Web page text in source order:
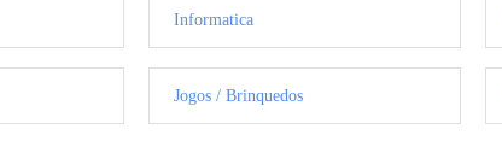
Informatica
Jogos / Brinquedos